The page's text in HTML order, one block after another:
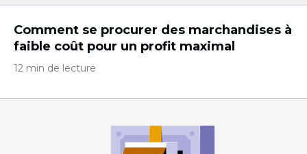
Comment se procurer des marchandises à
faible coût pour un profit maximal
12 min de lecture